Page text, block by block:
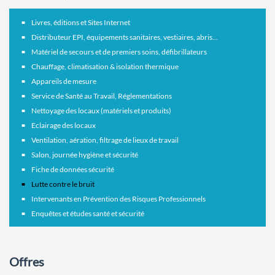
Livres, éditions et Sites Internet
Distributeur EPI, équipements sanitaires, vestiaires, abris...
Matériel de secours et de premiers soins, défibrillateurs
Chauffage, climatisation & isolation thermique
Appareils de mesure
Service de Santé au Travail, Réglementations
Nettoyage des locaux (matériels et produits)
Eclairage des locaux
Ventilation, aération, filtrage de lieux de travail
Salon, journée hygiène et sécurité
Fiche de données sécurité
Lutte contre le bruit
Intervenants en Prévention des Risques Professionnels
Enquêtes et études santé et sécurité
Offres